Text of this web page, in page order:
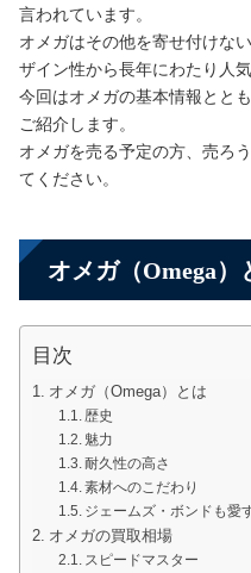
言われています。
オメガはその他を寄せ付けな
ザイン性から長年にわたり人
今回はオメガの基本情報とと
ご紹介します。
オメガを売る予定の方、売ろ
てください。
オメガ（Omega）
目次
オメガ（Omega）とは
歴史
魅力
耐久性の高さ
素材へのこだわり
ジェームズ・ボンドも愛
オメガの買取相場
スピードマスター